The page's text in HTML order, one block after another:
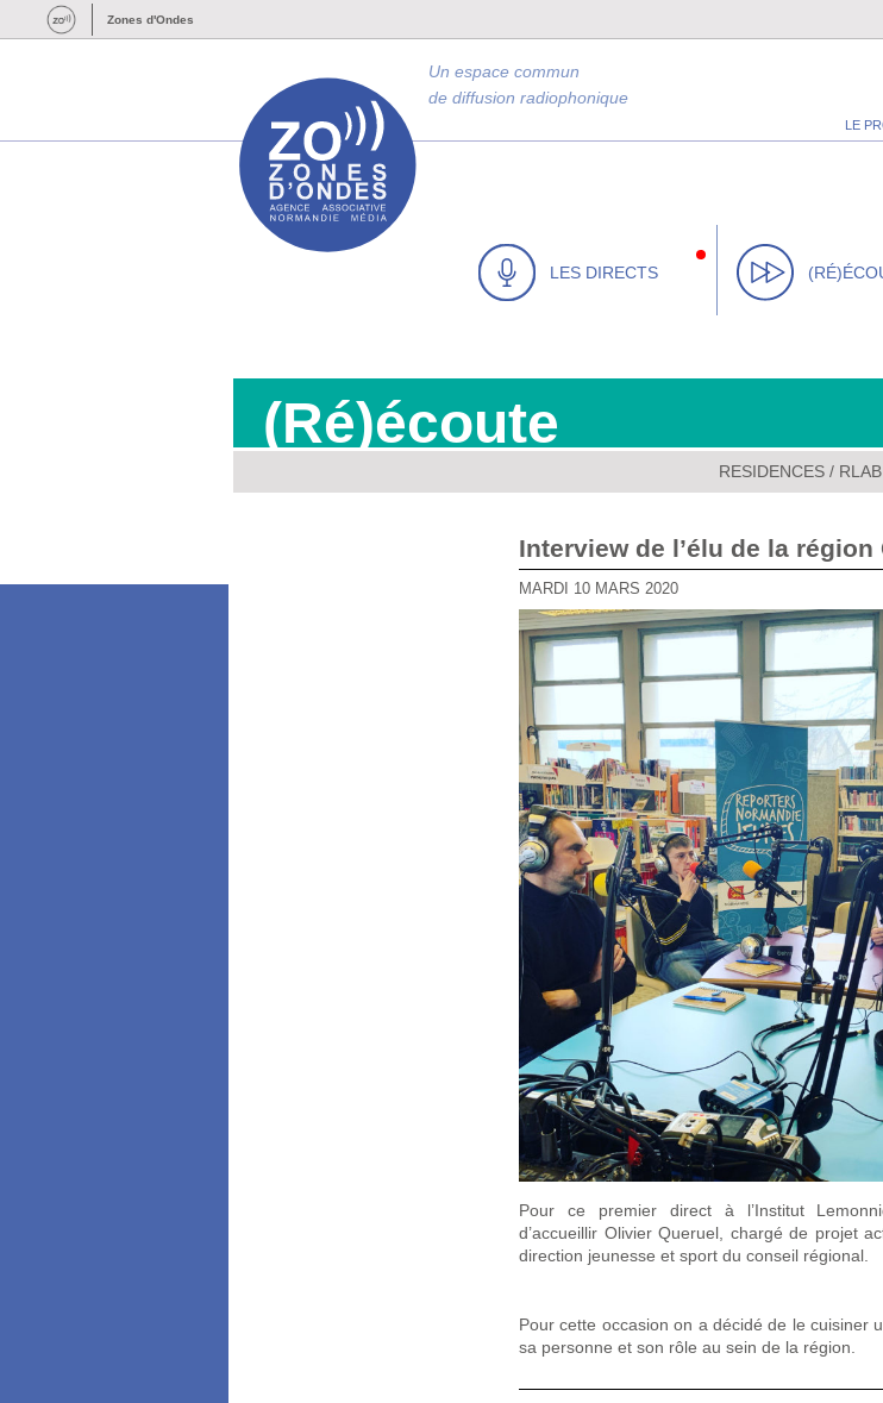
Zones d'Ondes
LE
Un espace commun
de diffusion radiophonique
LES DIRECTS
(Ré)écoute
RESIDENCES/ RLAB
Interview de l’élu de la
MARDI 10 MARS 2020
Pour ce premier direct à l’Institut
d’accueillir Olivier Queruel, chargé de projet
direction jeunesse et sport du conseil régional.
Pour cette occasion on a décidé de le cuisiner
sa personne et son rôle au sein de la région.